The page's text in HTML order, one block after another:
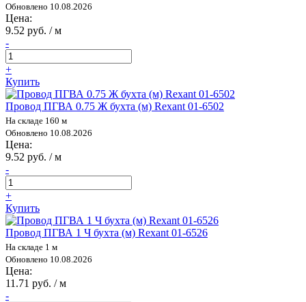
Обновлено 10.08.2026
Цена:
9.52 руб. / м
-
+
Купить
Провод ПГВА 0.75 Ж бухта (м) Rexant 01-6502
На складе 160 м
Обновлено 10.08.2026
Цена:
9.52 руб. / м
-
+
Купить
Провод ПГВА 1 Ч бухта (м) Rexant 01-6526
На складе 1 м
Обновлено 10.08.2026
Цена:
11.71 руб. / м
-